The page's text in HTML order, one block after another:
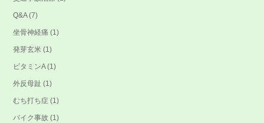
Q&A(7)
坐骨神経痛 (1)
発芽玄米 (1)
ビタミンA(1)
外反母趾 (1)
むち打ち症 (1)
バイク事故 (1)